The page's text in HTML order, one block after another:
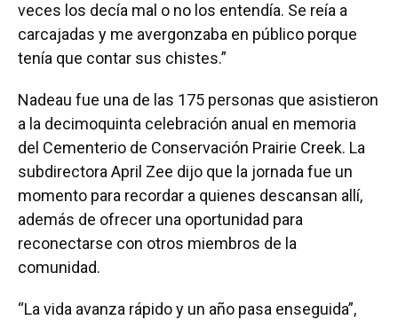
veces los decía mal o no los entendía. Se reía a
carcajadas y me avergonzaba en público porque
tenía que contar sus chistes.”
Nadeau fue una de las 175 personas que asistieron
a la decimoquinta celebración anual en memoria
del Cementerio de Conservación Prairie Creek. La
subdirectora April Zee dijo que la jornada fue un
momento para recordar a quienes descansan allí,
además de ofrecer una oportunidad para
reconectarse con otros miembros de la
comunidad.
“La vida avanza rápido y un año pasa enseguida”,